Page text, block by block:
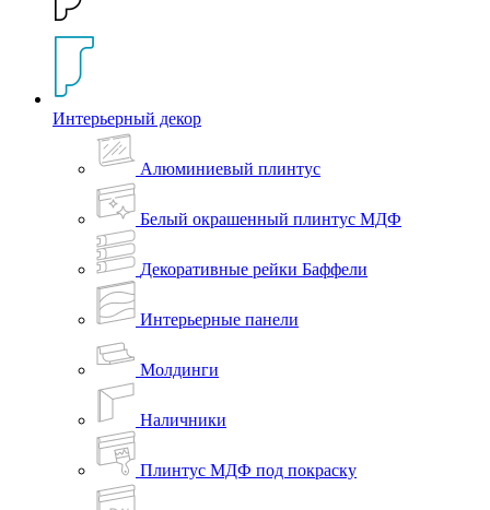
Интерьерный декор
Алюминиевый плинтус
Белый окрашенный плинтус МДФ
Декоративные рейки Баффели
Интерьерные панели
Молдинги
Наличники
Плинтус МДФ под покраску